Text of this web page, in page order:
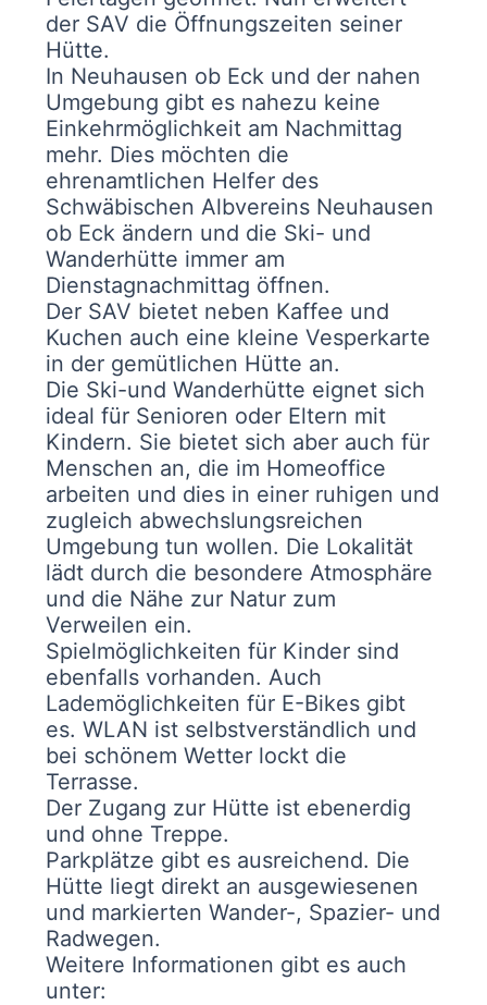
der SAV die Öffnungszeiten seiner
Hütte.
In Neuhausen ob Eck und der nahen
Umgebung gibt es nahezu keine
Einkehrmöglichkeit am Nachmittag
mehr. Dies möchten die
ehrenamtlichen Helfer des
Schwäbischen Albvereins Neuhausen
ob Eck ändern und die Ski- und
Wanderhütte immer am
Dienstagnachmittag öffnen.
Der SAV bietet neben Kaffee und
Kuchen auch eine kleine Vesperkarte
in der gemütlichen Hütte an.
Die Ski-und Wanderhütte eignet sich
ideal für Senioren oder Eltern mit
Kindern. Sie bietet sich aber auch für
Menschen an, die im Homeoffice
arbeiten und dies in einer ruhigen und
zugleich abwechslungsreichen
Umgebung tun wollen. Die Lokalität
lädt durch die besondere Atmosphäre
und die Nähe zur Natur zum
Verweilen ein.
Spielmöglichkeiten für Kinder sind
ebenfalls vorhanden. Auch
Lademöglichkeiten für E-Bikes gibt
es. WLAN ist selbstverständlich und
bei schönem Wetter lockt die
Terrasse.
Der Zugang zur Hütte ist ebenerdig
und ohne Treppe.
Parkplätze gibt es ausreichend. Die
Hütte liegt direkt an ausgewiesenen
und markierten Wander-, Spazier- und
Radwegen.
Weitere Informationen gibt es auch
unter: